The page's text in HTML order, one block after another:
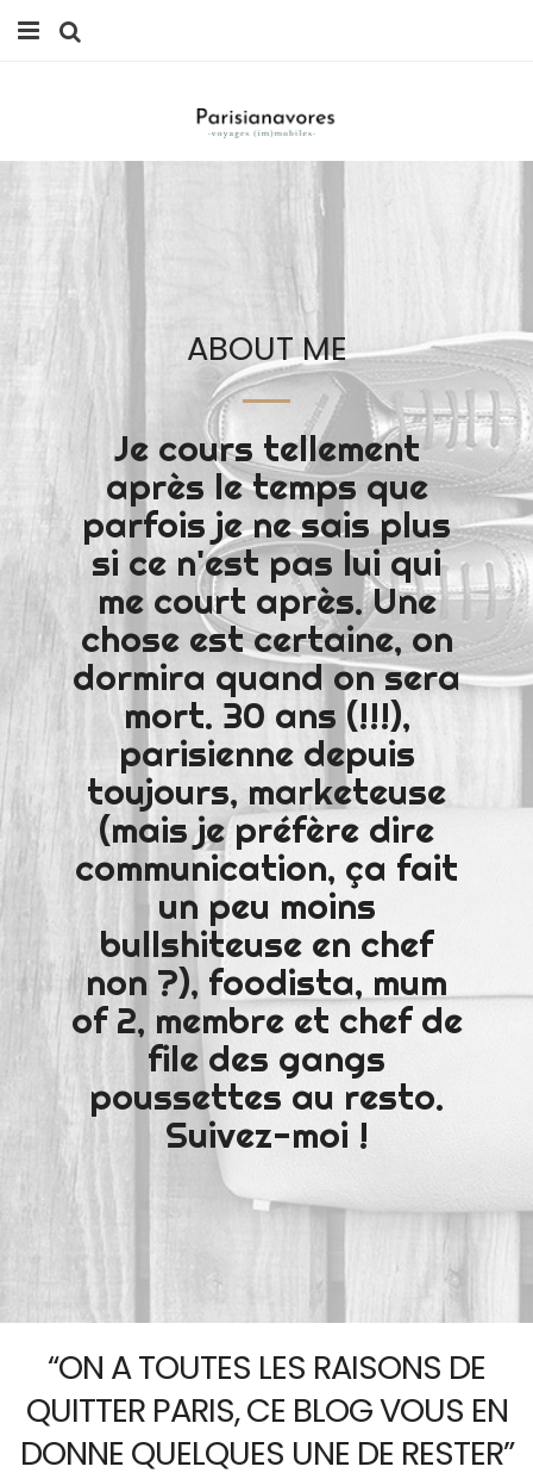
FAMILLE
BALADES À PARIS
LIFESTYLE
0 ITEMS -0,00€
ABOUT ME
Je cours tellement
après le temps que
parfois je ne sais plus
si ce n'est pas lui qui
me court après. Une
chose est certaine, on
dormira quand on sera
mort. 30 ans (!!!),
parisienne depuis
toujours, marketeuse
(mais je préfère dire
communication, ça fait
un peu moins
bullshiteuse en chef
non ?), foodista, mum
of 2, membre et chef de
file des gangs
poussettes au resto.
Suivez-moi !
“ON A TOUTES LES RAISONS DE
QUITTER PARIS, CE BLOG VOUS EN
DONNE QUELQUES UNE DE RESTER”